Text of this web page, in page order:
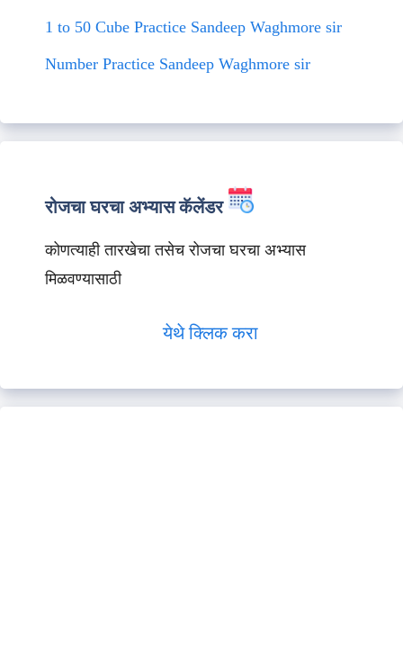
1 to 50 Cube Practice Sandeep Waghmore sir
Number Practice Sandeep Waghmore sir
रोजचा घरचा अभ्यास कॅलेंडर
कोणत्याही तारखेचा तसेच रोजचा घरचा अभ्यास
मिळवण्यासाठी
येथे क्लिक करा